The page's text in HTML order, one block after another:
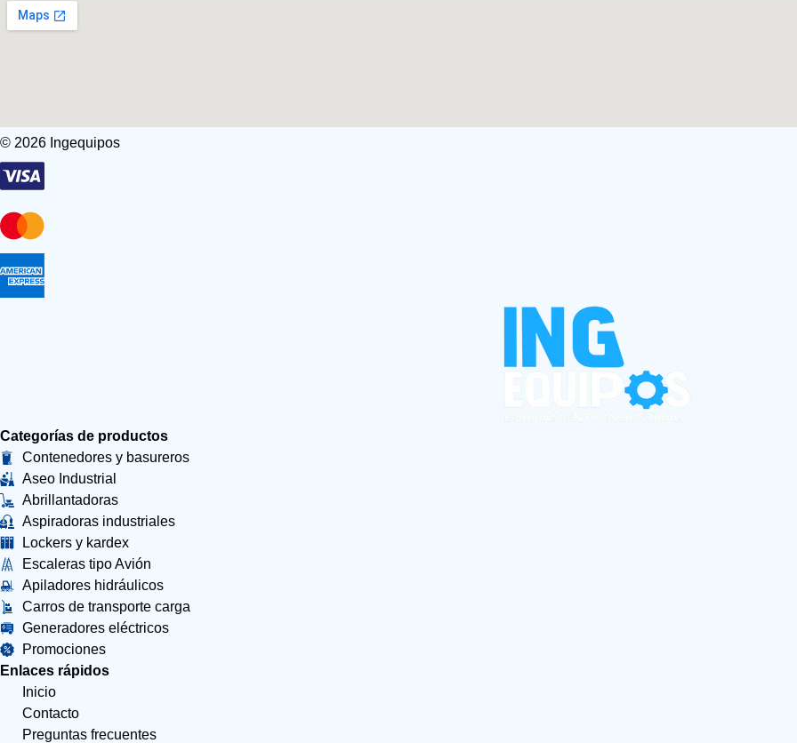
© 2026 Ingequipos
Categorías de productos
Contenedores y basureros
Aseo Industrial
Abrillantadoras
Aspiradoras industriales
Lockers y kardex
Escaleras tipo Avión
Apiladores hidráulicos
Carros de transporte carga
Generadores eléctricos
Promociones
Enlaces rápidos
Inicio
Contacto
Preguntas frecuentes